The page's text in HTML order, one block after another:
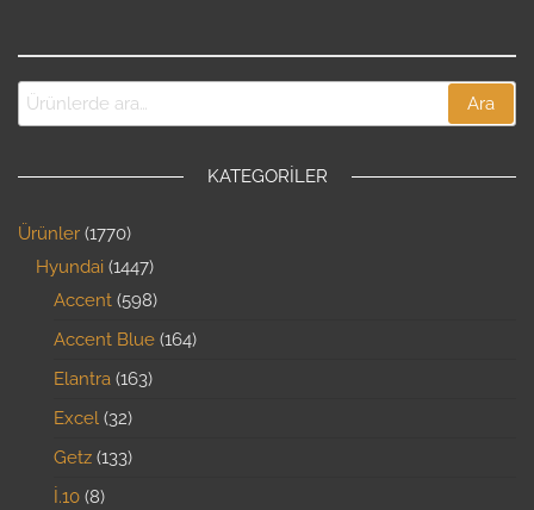
Ara
KATEGORILER
Ürünler 1770
Hyundai 1447
Accent 598
Accent Blue 164
Elantra 163
Excel 32
Getz 133
İ.10 8